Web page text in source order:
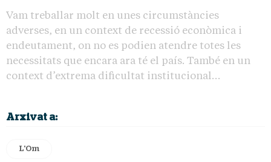
Vam treballar molt en unes circumstàncies
adverses, en un context de recessió econòmica i
endeutament, on no es podien atendre totes les
necessitats que encara ara té el país. També en un
context d’extrema dificultat institucional…
Arxivat a:
L'Om